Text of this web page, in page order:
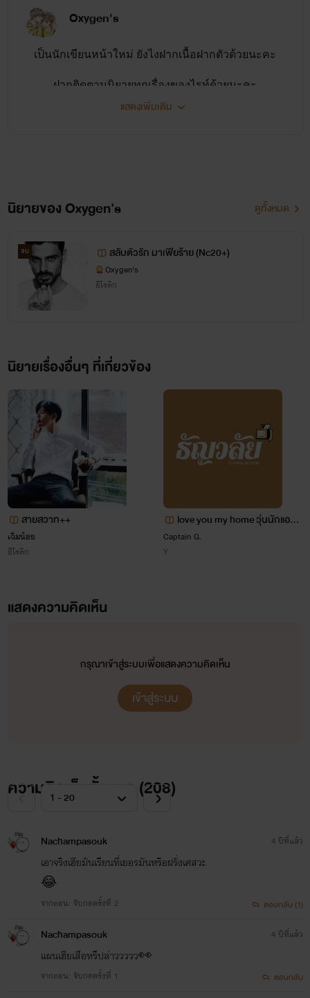
Oxygen's
เป็นนักเขียนหน้าใหม่ ยังไงฝากเนื้อฝากตัวด้วยนะคะ
ฝากติดตามนิยายทุกเรื่องของไรท์ด้วยนะคะ
ไรท์ตั้งใจแต่งนิยายทุกเรื่องให้ออกมาดีที่สุด
เพื่อไม่ให้รีดทุกท่านต้องอารมณ์เสียเวลาที่อ่านแน่นอน
ไรท์จะแต่งนิยาย ช/ญ สลับกับ นิยาย Yaoi นะคะ
>>>>>>>>>>>>>>>>>>>>>>>>>>>>>>
ผลงานของไรท์ที่ผ่านมาและปัจจุบัน
2. แผนมัดใจนายคู่หมั้นสุดหล่อ Nc+++ (จบแล้ว)
4. (Yaoi) ร้ายนักจับกดซะเลยดีไหม!? Nc+++ (เคะท้อง
ได้) (จบแล้ว)
7. แฟนฉันเป็นหนุ่มฮอต Nc+++ (จบแล้ว)
9. บำเรอรัก บำเรอสวาท Nc+++ (จบแล้ว)
10. พันธสัญญารัก (Yaoi ท้องได้) (กำลังแต่ง)
11. ปะป๊าของหนูอยู่ไหน (กำลังแต่ง)
แสดงเพิ่มเติม
นิยายของ Oxygen's ดูทั้งหมด
จบ สลับตัวรัก มาเฟียร้าย (Nc20+)
Oxygen's
อีโรติก
นิยายเรื่องอื่นๆ ที่เกี่ยวข้อง
สายสวาท++
เฉิ่มน้อย
อีโรติก
love you my home วุ่นนักแอบรั
กข้างบ้าน
Captain G.
Y
แสดงความคิดเห็น
กรุณาเข้าสู่ระบบเพื่อแสดงความคิดเห็น
เข้าสู่ระบบ
ความคิดเห็นทั้งหมด (208)
Nachampasouk
เอาจริงเฮียมันเรียนที่เยอรมันหรือฝรั่งเศสวะ
😂
จากตอน: จับกดครั้งที่ 2
4 ปีที่แล้ว
ตอบกลับ (1)
Nachampasouk
แผนเฮียเสือหรึปล่าววววว👀
จากตอน: จับกดครั้งที่ 1
4 ปีที่แล้ว
ตอบกลับ